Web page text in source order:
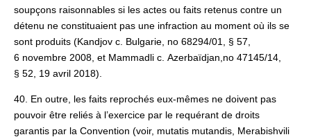
soupçons raisonnables si les actes ou faits retenus contre un
détenu ne constituaient pas une infraction au moment où ils se
sont produits (Kandjov c. Bulgarie, no 68294/01, § 57,
6 novembre 2008, et Mammadli c. Azerbaïdjan,no 47145/14,
§ 52, 19 avril 2018).
40. En outre, les faits reprochés eux-mêmes ne doivent pas
pouvoir être reliés à l’exercice par le requérant de droits
garantis par la Convention (voir, mutatis mutandis, Merabishvili